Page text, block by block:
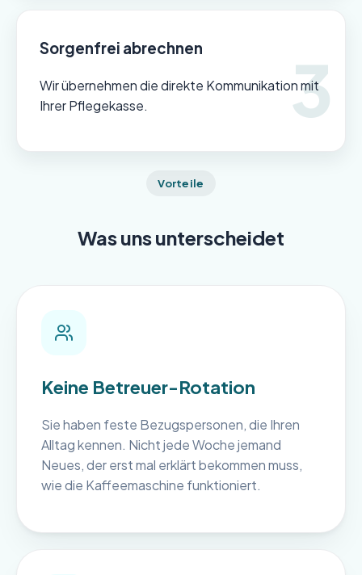
Sorgenfrei abrechnen
Wir übernehmen die direkte Kommunikation mit
Ihrer Pflegekasse.
Vorteile
Was uns unterscheidet
Keine Betreuer-Rotation
Sie haben feste Bezugspersonen, die Ihren
Alltag kennen. Nicht jede Woche jemand
Neues, der erst mal erklärt bekommen muss,
wie die Kaffeemaschine funktioniert.